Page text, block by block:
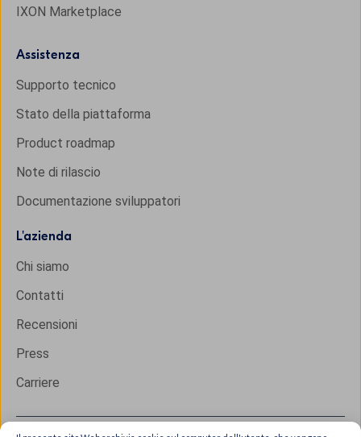
IXON Marketplace
Assistenza
Supporto tecnico
Stato della piattaforma
Product roadmap
Note di rilascio
Documentazione sviluppatori
L'azienda
Chi siamo
Contatti
Recensioni
Press
Carriere